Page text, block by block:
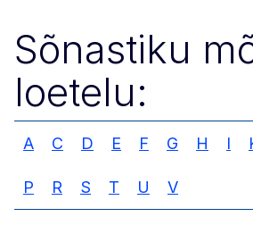
Sõnastiku
loetelu:
A C D E F G H I
P R S T U V